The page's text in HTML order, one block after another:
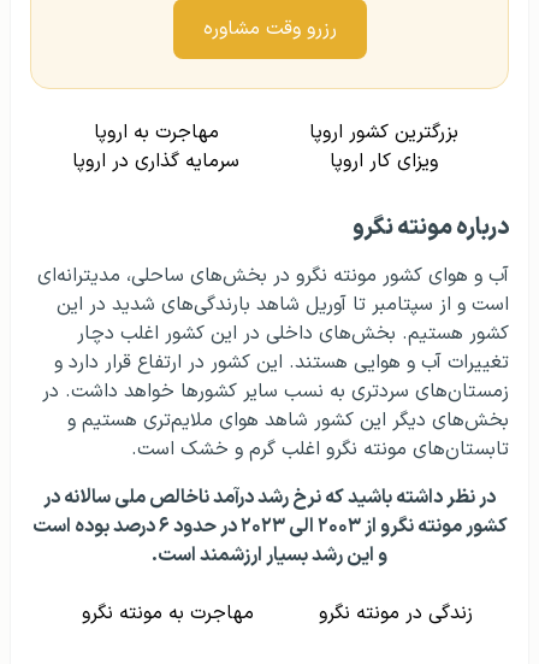
رزرو وقت مشاوره
بزرگترین کشور اروپا
مهاجرت به اروپا
ویزای کار اروپا
سرمایه گذاری در اروپا
درباره مونته نگرو
آب و هوای کشور مونته نگرو در بخش‌های ساحلی، مدیترانه‌ای
است و از سپتامبر تا آوریل شاهد بارندگی‌های شدید در این
کشور هستیم. بخش‌های داخلی در این کشور اغلب دچار
تغییرات آب و هوایی هستند. این کشور در ارتفاع قرار دارد و
زمستان‌های سردتری به نسب سایر کشورها خواهد داشت. در
بخش‌های دیگر این کشور شاهد هوای ملایم‌تری هستیم و
تابستان‌های مونته نگرو اغلب گرم و خشک است.
در نظر داشته باشید که نرخ رشد درآمد ناخالص ملی سالانه در
کشور مونته نگرو از ۲۰۰۳ الی ۲۰۲۳ در حدود ۶ درصد بوده است
و این رشد بسیار ارزشمند است.
زندگی در مونته نگرو
مهاجرت به مونته نگرو